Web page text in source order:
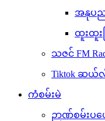
အနုပည
ထူးထူးခ
သဇင် FM
Tiktok ဆယ်လီ
ကံစမ်းမဲ
ဉာဏ်စမ်းပ